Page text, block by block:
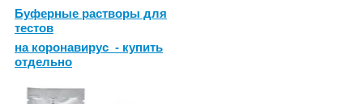
Буферные растворы для
тестов
на коронавирус - купить
отдельно